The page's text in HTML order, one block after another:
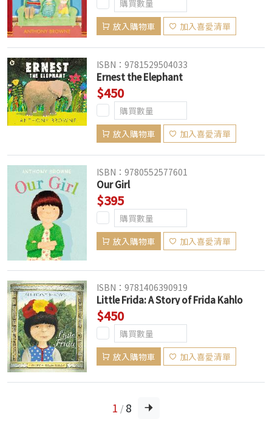
放入購物車 加入喜愛清單
ISBN：9781529504033
Ernest the Elephant
$450
放入購物車 加入喜愛清單
ISBN：9780552577601
Our Girl
$395
放入購物車 加入喜愛清單
ISBN：9781406390919
Little Frida: A Story of Frida Kahlo
$450
放入購物車 加入喜愛清單
1 / 8